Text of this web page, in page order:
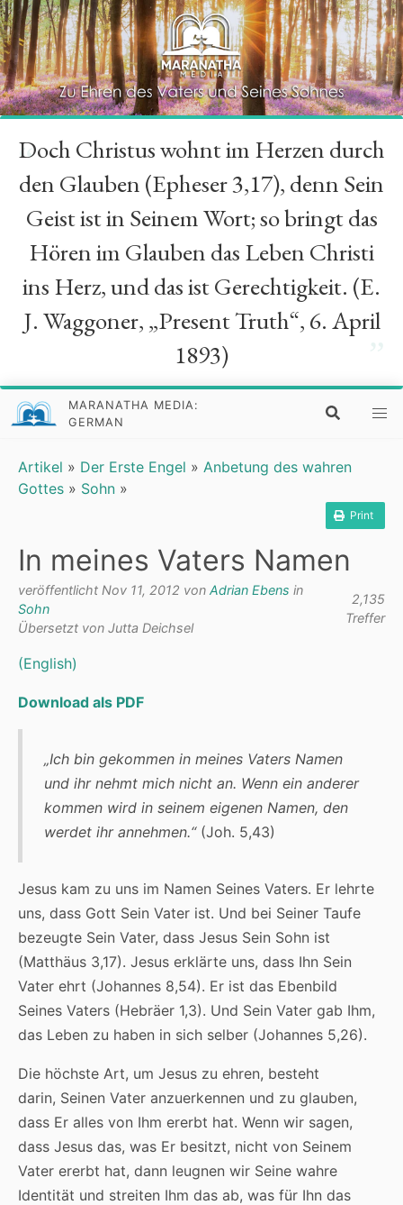
“
Doch Christus wohnt im Herzen durch
den Glauben (Epheser 3,17), denn Sein
Geist ist in Seinem Wort; so bringt das
Hören im Glauben das Leben Christi
ins Herz, und das ist Gerechtigkeit. (E.
J. Waggoner, „Present Truth“, 6. April
1893)
MARANATHA MEDIA:
GERMAN
Artikel » Der Erste Engel » Anbetung des wahren
Gottes » Sohn »
Print
In meines Vaters Namen
veröffentlicht Nov 11, 2012 von Adrian Ebens in
Sohn
Übersetzt von Jutta Deichsel
2,135
Treffer
(English)
Download als PDF
„Ich bin gekommen in meines Vaters Namen
und ihr nehmt mich nicht an. Wenn ein anderer
kommen wird in seinem eigenen Namen, den
werdet ihr annehmen.“(Joh. 5,43)
Jesus kam zu uns im Namen Seines Vaters. Er lehrte
uns, dass Gott Sein Vater ist. Und bei Seiner Taufe
bezeugte Sein Vater, dass Jesus Sein Sohn ist
(Matthäus 3,17). Jesus erklärte uns, dass Ihn Sein
Vater ehrt (Johannes 8,54). Er ist das Ebenbild
Seines Vaters (Hebräer 1,3). Und Sein Vater gab Ihm,
das Leben zu haben in sich selber (Johannes 5,26).
Die höchste Art, um Jesus zu ehren, besteht
darin, Seinen Vater anzuerkennen und zu glauben,
dass Er alles von Ihm ererbt hat. Wenn wir sagen,
dass Jesus das, was Er besitzt, nicht von Seinem
Vater ererbt hat, dann leugnen wir Seine wahre
Identität und streiten Ihm das ab, was für Ihn das